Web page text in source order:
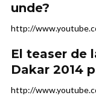
unde?
http://
El teaser de
Dakar 2014
http://